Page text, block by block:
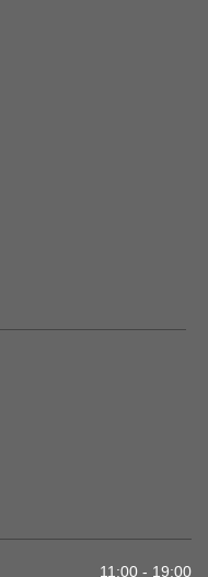
11:00 - 19:00